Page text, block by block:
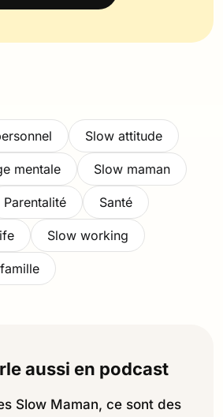
Slow attitude
mentale Slow maman
Parentalité Santé
Slow working
aussi en podcast
Slow Maman, ce sont des